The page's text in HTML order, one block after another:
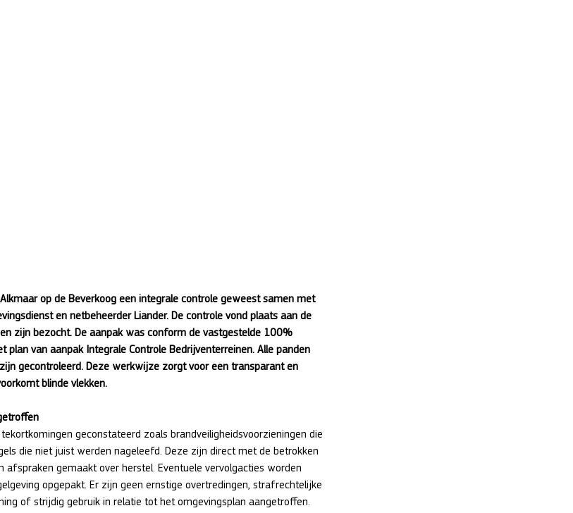
op de Beverkoog een integrale controle geweest samen met
en netbeheerder Liander. De controle vond plaats aan de
zijn bezocht. De aanpak was conform de vastgestelde 100%
plan van aanpak Integrale Controle Bedrijventerreinen. Alle panden
gecontroleerd. Deze werkwijze zorgt voor een transparant en
blinde vlekken.
geconstateerd zoals brandveiligheidsvoorzieningen die
die niet juist werden nageleefd. Deze zijn direct met de betrokken
afspraken gemaakt over herstel. Eventuele vervolgacties worden
opgepakt. Er zijn geen ernstige overtredingen, strafrechtelijke
of strijdig gebruik in relatie tot het omgevingsplan aangetroffen.